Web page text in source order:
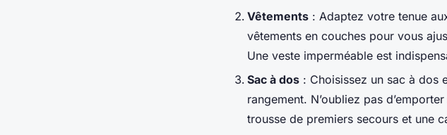
Vêtements : Adaptez votre tenue
vêtements en couches pour vous
Une veste imperméable est
Sac à dos : Choisissez un sac à dos
rangement. N’oubliez pas
trousse de premiers secours et une